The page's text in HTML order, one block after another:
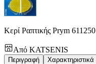
Κερί Ραπτικής Prym 611250
Από KATSENIS
Περιγραφή Χαρακτηριστικά